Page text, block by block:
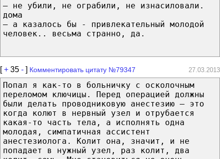
— не убили, не ограбили, не изнасиловали.
дома
— а казалось бы - привлекательный молодой
человек.. весьма странно, да.
[+ 35 - ] Комментировать цитату №79347 27.03.2013
Попал я как-то в больничку с осколочным
переломом ключицы. Перед операцией должны
были делать проводниковую анестезию – это
когда колют в нервный узел и отрубается
какая-то часть тела, а исполнять одна
молодая, симпатичная ассистент
анестезиолога. Колит она, значит, и не
попадает в нужный узел, раз колит, два